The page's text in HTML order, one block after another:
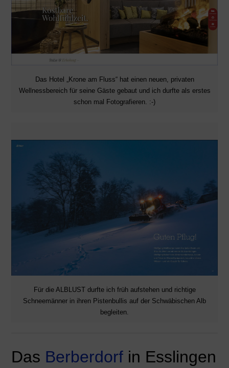
Das Hotel „Krone am Fluss“ hat einen neuen, privaten
Wellnessbereich für seine Gäste gebaut und ich durfte als erstes
schon mal Fotografieren. :-)
Für die ALBLUST durfte ich früh aufstehen und richtige
Schneemänner in ihren Pistenbullis auf der Schwäbischen Alb
begleiten.
Das Berberdorfin Esslingen